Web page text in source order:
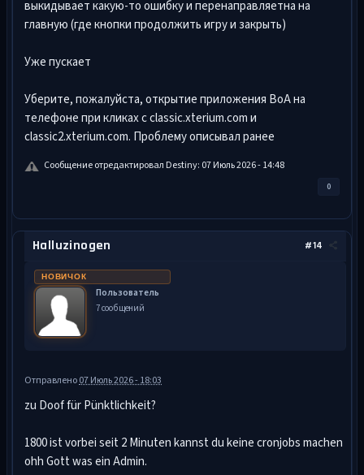
выкидывает какую-то ошибку и перенаправляетна на
главную (где кнопки продолжить игру и закрыть)
Уже пускает
Уберите, пожалуйста, открытие приложения ВоА на
телефоне при кликах с classic.xterium.com и
classic2.xterium.com. Проблему описывал ранее
Сообщение отредактировал Dеstiny: 07 Июль 2026 - 14:48
0
#14
Halluzinogen
НОВИЧОК
Пользователь
7 сообщений
Отправлено07 Июль 2026 - 18:03
zu Doof für Pünktlichkeit?
1800 ist vorbei seit 2 Minuten kannst du keine cronjobs machen
ohh Gott was ein Admin.